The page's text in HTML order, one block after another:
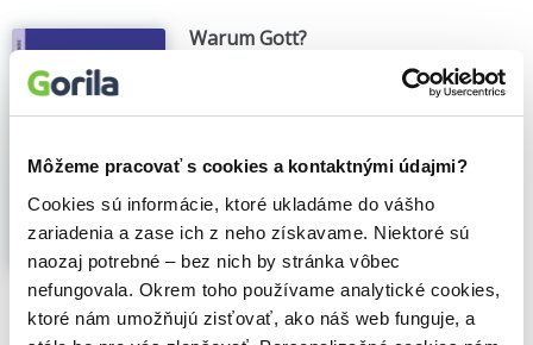
Môžeme pracovať s cookies a kontaktnými údajmi?
Cookies sú informácie, ktoré ukladáme do vášho
zariadenia a zase ich z neho získavame. Niektoré sú
naozaj potrebné – bez nich by stránka vôbec
nefungovala. Okrem toho používame analytické cookies,
ktoré nám umožňujú zisťovať, ako náš web funguje, a
Warum Gott?
Einfach und klar und dabei doch gut
Menschen: für das Gespräch mit
Andersdenkenden, Andersgläubigen und
Nichtglaubenden in der eigenen Familie, im
Freundeskreis, am Arbeitsplatz...Zobraziť
viac
🍎 Vypredané